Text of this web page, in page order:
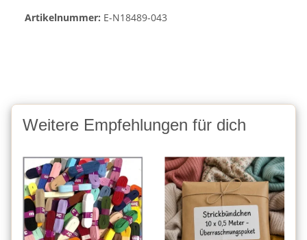
Artikelnummer: E-N18489-043
Weitere Empfehlungen für dich